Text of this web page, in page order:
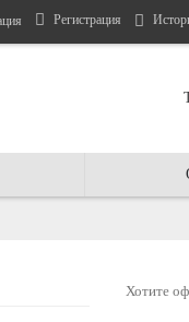
Регистрация
Хотите